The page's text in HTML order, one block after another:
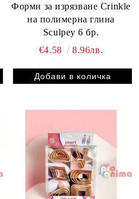
Форми за изрязване Crinkle
на полимерна глина
Sculpey 6 бр.
€4.58
8.96лв.